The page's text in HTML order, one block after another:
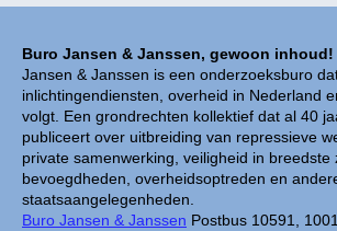
Buro Jansen & Janssen, gewoon inhoud!
Jansen & Janssen is een onderzoeksburo
inlichtingendiensten, overheid in Nederland
volgt. Een grondrechten kollektief dat al 40
publiceert over uitbreiding van repressieve
private samenwerking, veiligheid in breedste
bevoegdheden, overheidsoptreden en
staatsaangelegenheden.
Buro Jansen & Janssen Postbus 10591,